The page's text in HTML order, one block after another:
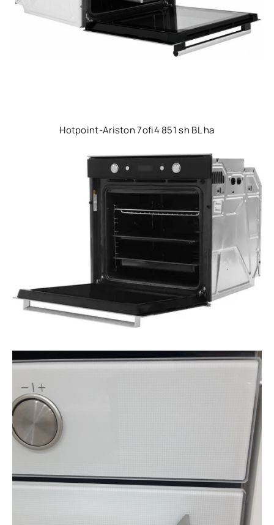
Hotpoint-Ariston 7ofi4 851 sh BL ha